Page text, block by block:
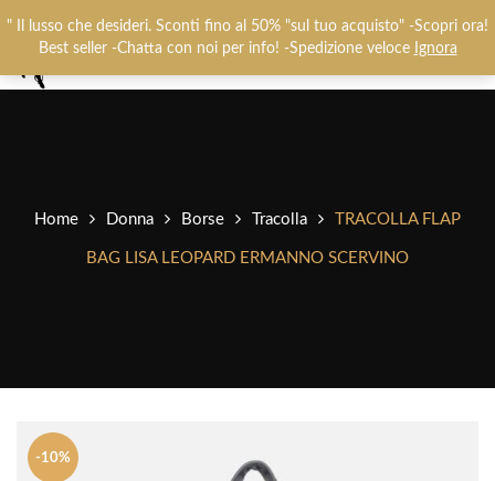
" Il lusso che desideri. Sconti fino al 50% "sul tuo acquisto" -Scopri ora!
Best seller -Chatta con noi per info! -Spedizione veloce Ignora
0
Home Donna Borse Tracolla TRACOLLA FLAP
BAG LISA LEOPARD ERMANNO SCERVINO
-10%